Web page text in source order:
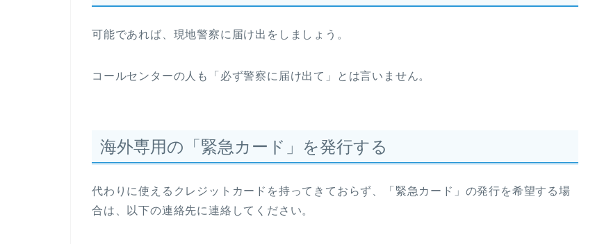
可能であれば、現地警察に届け出をしましょう。
コールセンターの人も「必ず警察に届け出て」とは言いません。
海外専用の「緊急カード」を発行する
代わりに使えるクレジットカードを持ってきておらず、「緊急カード」の発行を希望する場
合は、以下の連絡先に連絡してください。